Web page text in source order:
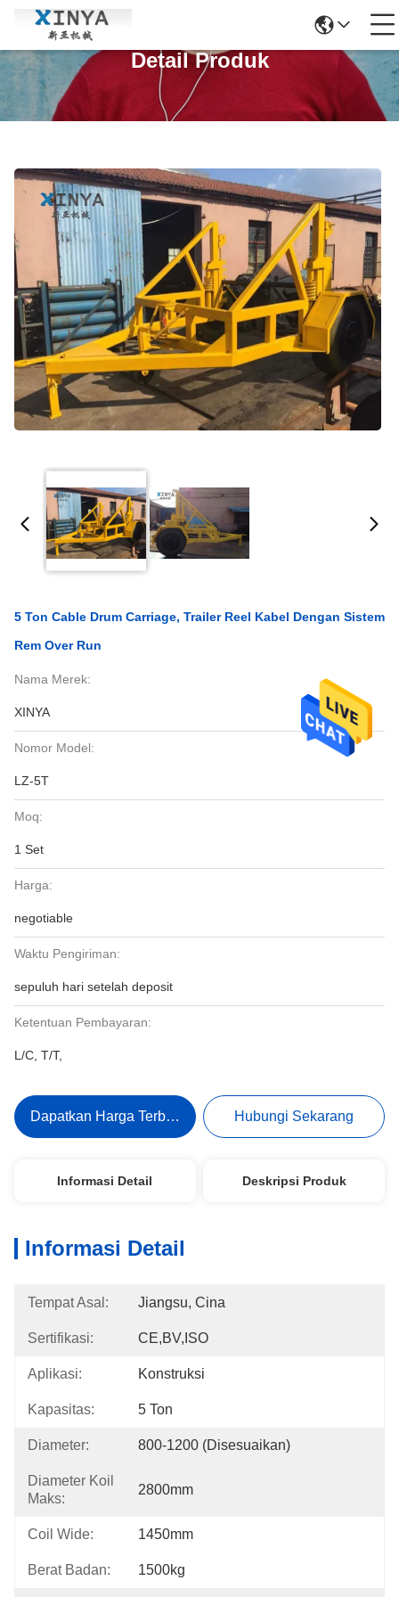
Detail Produk
5 Ton Cable Drum Carriage, Trailer Reel Kabel Dengan Sistem
Rem Over Run
Nama Merek:
XINYA
Nomor Model:
LZ-5T
Moq:
1 Set
Harga:
negotiable
Waktu Pengiriman:
sepuluh hari setelah deposit
Ketentuan Pembayaran:
L/C, T/T,
Dapatkan Harga Terbaik Hubungi Sekarang
Informasi Detail Deskripsi Produk
Informasi Detail
Tempat Asal: Jiangsu, Cina
Sertifikasi: CE,BV,ISO
Aplikasi: Konstruksi
Kapasitas: 5 Ton
Diameter: 800-1200 (Disesuaikan)
Diameter Koil
Maks:
2800mm
Coil Wide: 1450mm
Berat Badan: 1500kg